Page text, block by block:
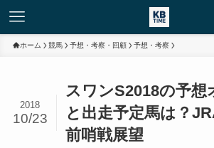
ホーム 競馬 予想・考察・回顧 予想・考察
スワンS2018の予想
と出走予定馬は？
前哨戦展望
2018
10/23